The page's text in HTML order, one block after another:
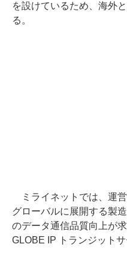
を設けているため、海外
る。
ミライネットでは、運
グローバルに展開する製
のデータ通信品質向上が
GLOBE IP トランジットサ